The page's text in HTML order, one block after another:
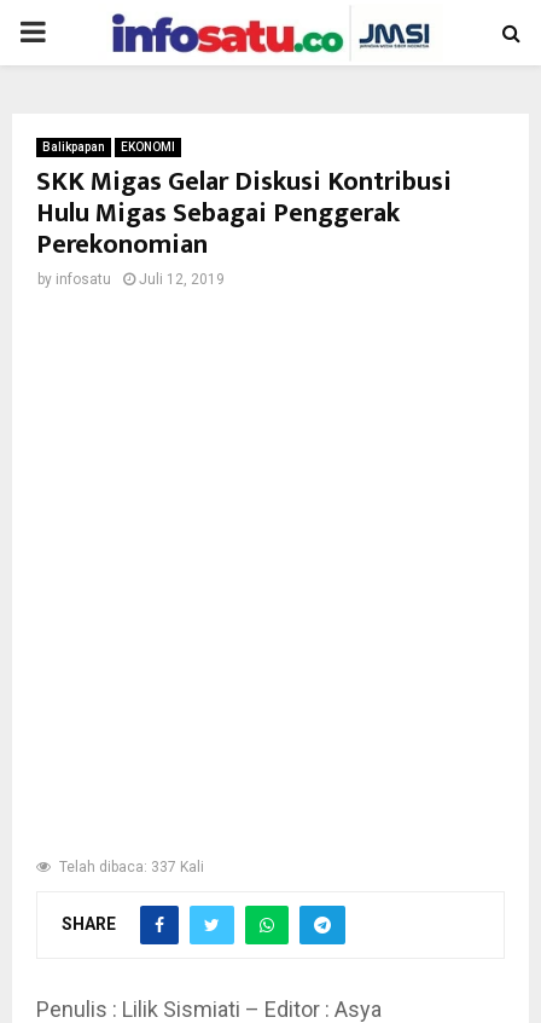
PRIMARY
Balikpapan EKONOMI
SKK Migas Gelar Diskusi Kontribusi
Hulu Migas Sebagai Penggerak
Perekonomian
by infosatu Juli 12, 2019
Telah dibaca: 337 Kali
SHARE
Penulis : Lilik Sismiati – Editor : Asya